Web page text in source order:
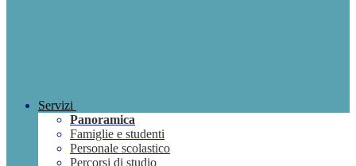
Servizi
Panoramica
Famiglie e studenti
Personale scolastico
Percorsi di studio